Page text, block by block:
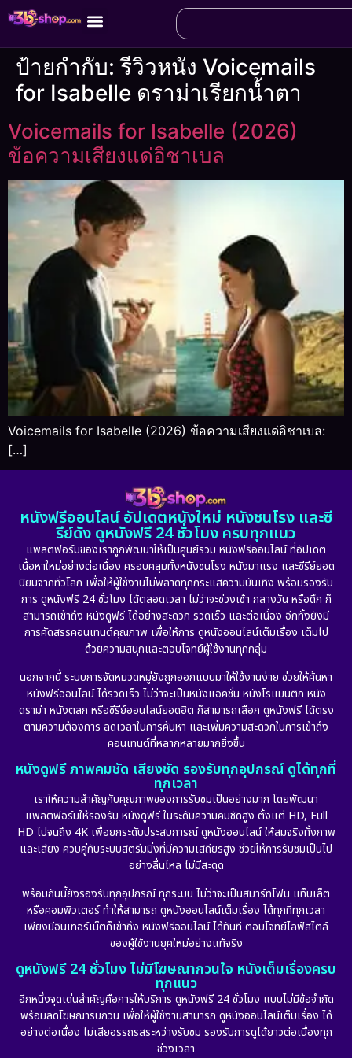
ป้ายกำกับ:รีวิวหนัง Voicemails
for Isabelle ดราม่าเรียกน้ำตา
Voicemails for Isabelle (2026)
ข้อความเสียงแด่อิชาเบล
Voicemails for Isabelle (2026) ข้อความเสียงแด่อิชาเบล:
[…]
หนังฟรีออนไลน์ อัปเดตหนังใหม่ หนังชนโรง และซี
รีย์ดัง ดูหนังฟรี 24 ชั่วโมง ครบทุกแนว
แพลตฟอร์มของเราถูกพัฒนาให้เป็นศูนย์รวม หนังฟรีออนไลน์ ที่อัปเดต
เนื้อหาใหม่อย่างต่อเนื่อง ครอบคลุมทั้งหนังชนโรง หนังมาแรง และซีรีย์ยอด
นิยมจากทั่วโลก เพื่อให้ผู้ใช้งานไม่พลาดทุกกระแสความบันเทิง พร้อมรองรับ
การ ดูหนังฟรี 24 ชั่วโมง ได้ตลอดเวลา ไม่ว่าจะช่วงเช้า กลางวัน หรือดึก ก็
สามารถเข้าถึง หนังดูฟรี ได้อย่างสะดวก รวดเร็ว และต่อเนื่อง อีกทั้งยังมี
การคัดสรรคอนเทนต์คุณภาพ เพื่อให้การ ดูหนังออนไลน์เต็มเรื่อง เต็มไป
ด้วยความสนุกและตอบโจทย์ผู้ใช้งานทุกกลุ่ม
นอกจากนี้ ระบบการจัดหมวดหมู่ยังถูกออกแบบมาให้ใช้งานง่าย ช่วยให้ค้นหา
หนังฟรีออนไลน์ ได้รวดเร็ว ไม่ว่าจะเป็นหนังแอคชั่น หนังโรแมนติก หนัง
ดราม่า หนังตลก หรือซีรีย์ออนไลน์ยอดฮิต ก็สามารถเลือก ดูหนังฟรี ได้ตรง
ตามความต้องการ ลดเวลาในการค้นหา และเพิ่มความสะดวกในการเข้าถึง
คอนเทนต์ที่หลากหลายมากยิ่งขึ้น
หนังดูฟรี ภาพคมชัด เสียงชัด รองรับทุกอุปกรณ์ ดูได้ทุกที่
ทุกเวลา
เราให้ความสำคัญกับคุณภาพของการรับชมเป็นอย่างมาก โดยพัฒนา
แพลตฟอร์มให้รองรับ หนังดูฟรี ในระดับความคมชัดสูง ตั้งแต่ HD, Full
HD ไปจนถึง 4K เพื่อยกระดับประสบการณ์ ดูหนังออนไลน์ ให้สมจริงทั้งภาพ
และเสียง ควบคู่กับระบบสตรีมมิ่งที่มีความเสถียรสูง ช่วยให้การรับชมเป็นไป
อย่างลื่นไหล ไม่มีสะดุด
พร้อมกันนี้ยังรองรับทุกอุปกรณ์ ทุกระบบ ไม่ว่าจะเป็นสมาร์ทโฟน แท็บเล็ต
หรือคอมพิวเตอร์ ทำให้สามารถ ดูหนังออนไลน์เต็มเรื่อง ได้ทุกที่ทุกเวลา
เพียงมีอินเทอร์เน็ตก็เข้าถึง หนังฟรีออนไลน์ ได้ทันที ตอบโจทย์ไลฟ์สไตล์
ของผู้ใช้งานยุคใหม่อย่างแท้จริง
ดูหนังฟรี 24 ชั่วโมง ไม่มีโฆษณากวนใจ หนังเต็มเรื่องครบ
ทุกแนว
อีกหนึ่งจุดเด่นสำคัญคือการให้บริการ ดูหนังฟรี 24 ชั่วโมง แบบไม่มีข้อจำกัด
พร้อมลดโฆษณารบกวน เพื่อให้ผู้ใช้งานสามารถ ดูหนังออนไลน์เต็มเรื่อง ได้
อย่างต่อเนื่อง ไม่เสียอรรถรสระหว่างรับชม รองรับการดูได้ยาวต่อเนื่องทุก
ช่วงเวลา